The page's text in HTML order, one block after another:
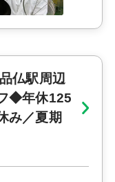
仏駅周辺
◆年休125
み／夏期